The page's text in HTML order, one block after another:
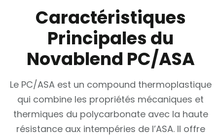
Caractéristiques
Principales du
Novablend PC/ASA
Le PC/ASA est un compound thermoplastique
qui combine les propriétés mécaniques et
thermiques du polycarbonate avec la haute
résistance aux intempéries de l’ASA. Il offre